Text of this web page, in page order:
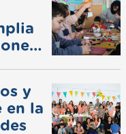
y
en la